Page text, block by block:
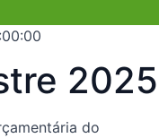
2025
do